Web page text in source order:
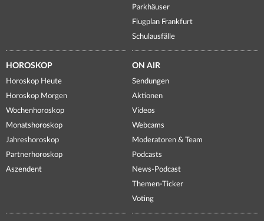
Parkhäuser
Flugplan Frankfurt
Schulausfälle
HOROSKOP
Horoskop Heute
Horoskop Morgen
Wochenhoroskop
Monatshoroskop
Jahreshoroskop
Partnerhoroskop
Aszendent
ON AIR
Sendungen
Aktionen
Videos
Webcams
Moderatoren & Team
Podcasts
News-Podcast
Themen-Ticker
Voting